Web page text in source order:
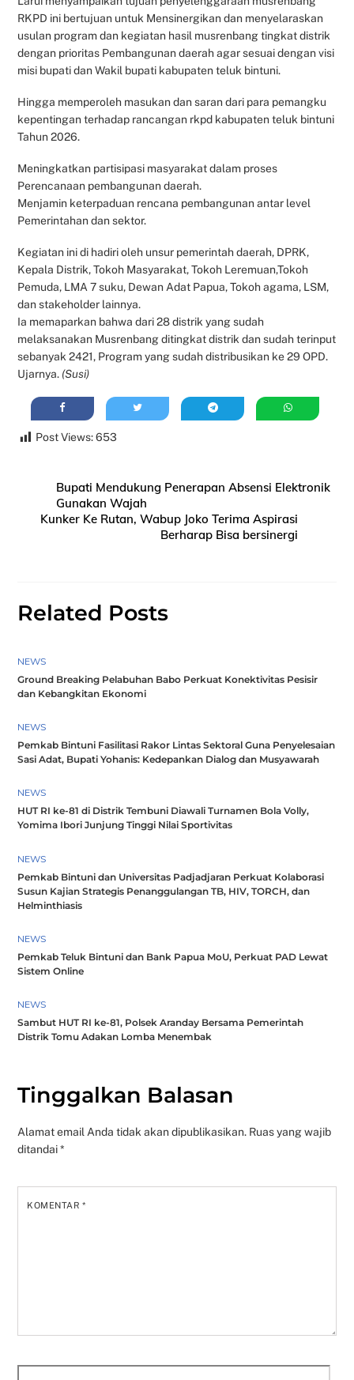
RKPD ini bertujuan untuk Mensinergikan dan menyelaraskan
usulan program dan kegiatan hasil musrenbang tingkat distrik
dengan prioritas Pembangunan daerah agar sesuai dengan visi
misi bupati dan Wakil bupati kabupaten teluk bintuni.
Hingga memperoleh masukan dan saran dari para pemangku
kepentingan terhadap rancangan rkpd kabupaten teluk bintuni
Tahun 2026.
Meningkatkan partisipasi masyarakat dalam proses
Perencanaan pembangunan daerah.
Menjamin keterpaduan rencana pembangunan antar level
Pemerintahan dan sektor.
Kegiatan ini di hadiri oleh unsur pemerintah daerah, DPRK,
Kepala Distrik, Tokoh Masyarakat, Tokoh Leremuan,Tokoh
Pemuda, LMA 7 suku, Dewan Adat Papua, Tokoh agama, LSM,
dan stakeholder lainnya.
Ia memaparkan bahwa dari 28 distrik yang sudah
melaksanakan Musrenbang ditingkat distrik dan sudah terinput
sebanyak 2421, Program yang sudah distribusikan ke 29 OPD.
Ujarnya. (Susi)
Post Views: 653
Bupati Mendukung Penerapan Absensi Elektronik
Gunakan Wajah
Kunker Ke Rutan, Wabup Joko Terima Aspirasi
Berharap Bisa bersinergi
Related Posts
NEWS
Ground Breaking Pelabuhan Babo Perkuat Konektivitas Pesisir
dan Kebangkitan Ekonomi
NEWS
Pemkab Bintuni Fasilitasi Rakor Lintas Sektoral Guna Penyelesaian
Sasi Adat, Bupati Yohanis: Kedepankan Dialog dan Musyawarah
NEWS
HUT RI ke-81 di Distrik Tembuni Diawali Turnamen Bola Volly,
Yomima Ibori Junjung Tinggi Nilai Sportivitas
NEWS
Pemkab Bintuni dan Universitas Padjadjaran Perkuat Kolaborasi
Susun Kajian Strategis Penanggulangan TB, HIV, TORCH, dan
Helminthiasis
NEWS
Pemkab Teluk Bintuni dan Bank Papua MoU, Perkuat PAD Lewat
Sistem Online
NEWS
Sambut HUT RI ke-81, Polsek Aranday Bersama Pemerintah
Distrik Tomu Adakan Lomba Menembak
Tinggalkan Balasan
Alamat email Anda tidak akan dipublikasikan. Ruas yang wajib
ditandai*
KOMENTAR*